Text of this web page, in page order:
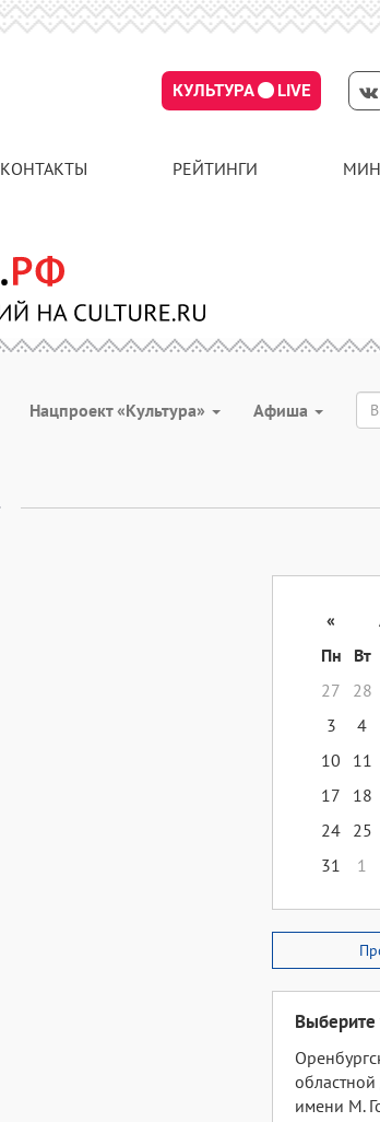
КУЛЬТУРА LIVE
КОНТАКТЫ РЕЙТИНГИ
Нацпроект «Культура» Aфиша
«
Пн
Вт
27
28
3
4
10
11
17
18
24 25
31
1
областной
имени М.